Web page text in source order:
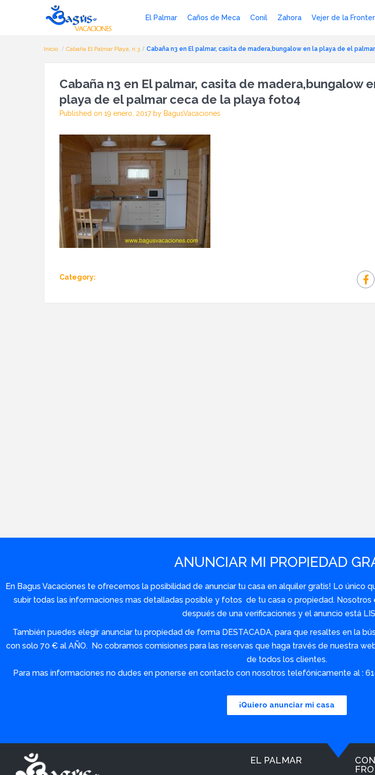
El Palmar Caños de Meca Conil Zahora Vejer de la
Inicio Cabaña El Palmar Playa, n.3 Cabaña n3 en El palmar, casita de madera,bungalow en la playa de el
Cabaña n3 en El palmar, casita de madera,bungalow
playa de el palmar ceca de la playa foto4
Published on 19 enero, 2017 by BagusVacaciones
Category:
ANUNCIAR MI PROPIEDAD
En Bagus Vacaciones te ofrecemos la posibilidad de anunciar tu casa en alquiler gratis! Lo único
subir todas las informaciones mas detalladas posible y fotos de tu casa o propiedad.
después de una verificaciones y el anuncio está
También puedes elegir anunciar tu propiedad de forma DESTACADA, para que resaltes en la
con solo 70 € al AÑO. No cobramos comisiones para las reservas que haga través de nuestra
de todos los clientes.
Para mas informaciones no dudes en ponerse en contacto con nosotros telefónicamente al :
¡Quiero anunciar mi casa
EL PALMAR